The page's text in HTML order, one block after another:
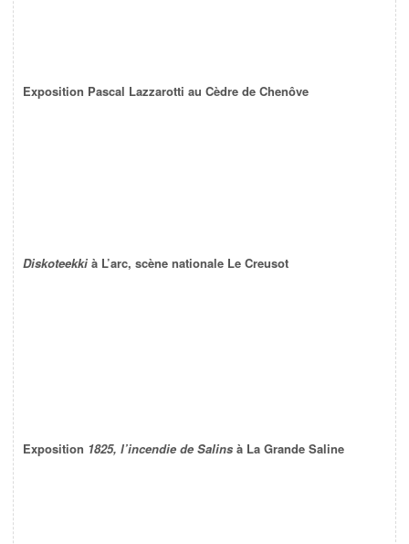
Exposition Pascal Lazzarotti au Cèdre de Chenôve
Diskoteekki à L’arc, scène nationale Le Creusot
Exposition 1825, l’incendie de Salins à La Grande Saline